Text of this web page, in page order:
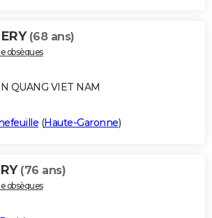
(68 ans)
obsèques
QUANG VIET NAM
(Haute-Garonne)
(76 ans)
obsèques